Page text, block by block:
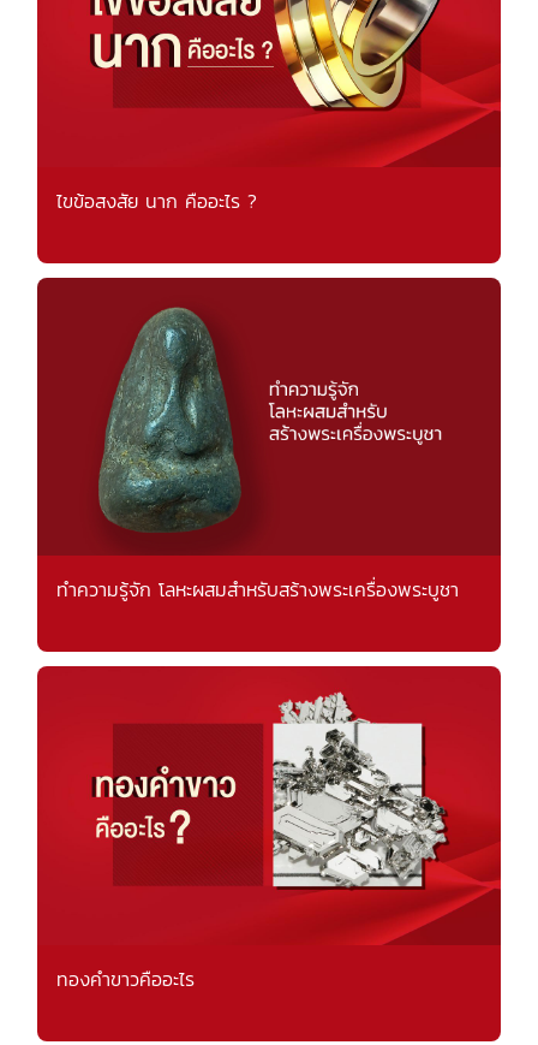
ไขข้อสงสัย นาก คืออะไร ?
ทำความรู้จัก โลหะผสมสำหรับสร้างพระเครื่องพระบูชา
ทองคำขาวคืออะไร